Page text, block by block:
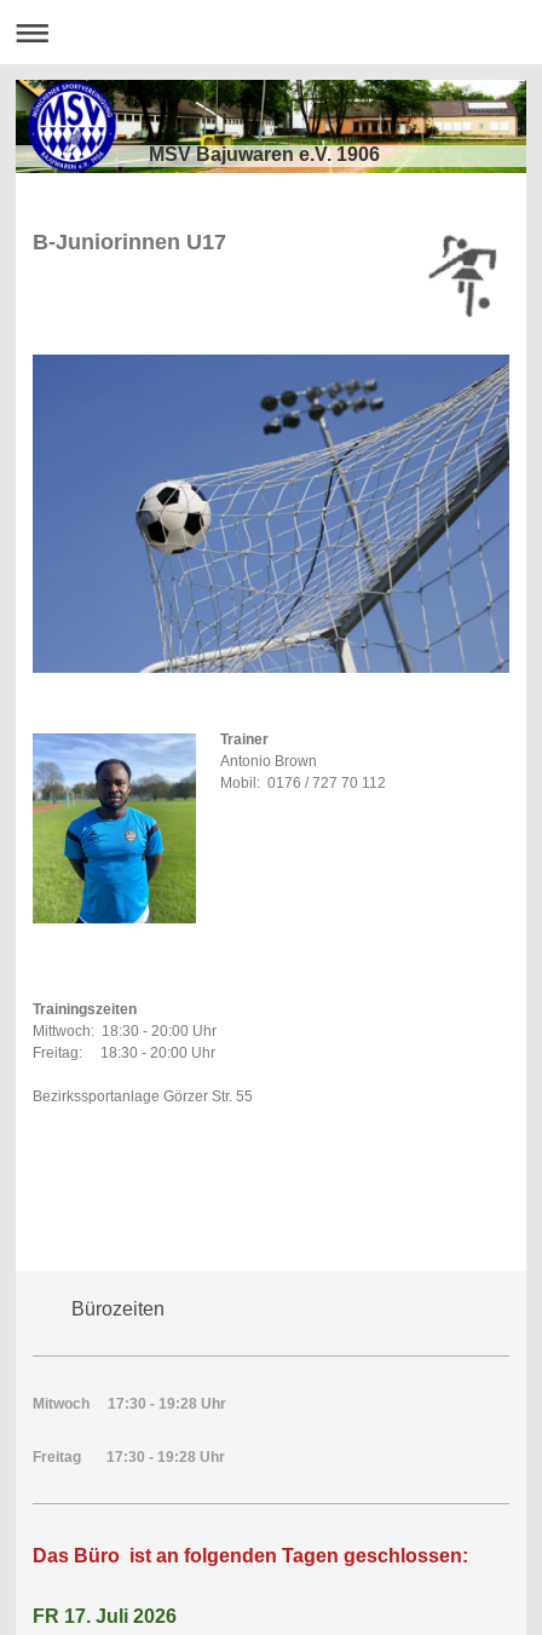
MSV Bajuwaren e.V. 1906
B-Juniorinnen U17
Trainer
Antonio Brown
Mobil: 0176 / 727 70 112
Trainingszeiten
Mittwoch: 18:30 - 20:00 Uhr
Freitag: 18:30 - 20:00 Uhr
Bezirkssportanlage Görzer Str. 55
Bürozeiten
Mitwoch 17:30 - 19:28 Uhr
Freitag 17:30 - 19:28 Uhr
Das Büro ist an folgenden Tagen geschlossen:
FR 17. Juli 2026